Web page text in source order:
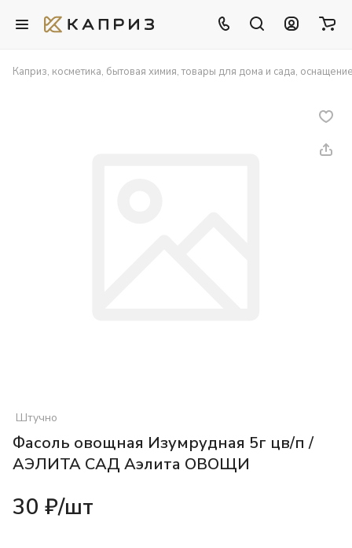
Каприз, косметика, бытовая химия, товары для дома и сада,
Штучно
Фасоль овощная Изумрудная 5г цв/п /
АЭЛИТА САД Аэлита ОВОЩИ
30 ₽/шт